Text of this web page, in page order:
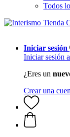
Todos
Iniciar sesión
Iniciar sesión
¿Eres un
Crear una